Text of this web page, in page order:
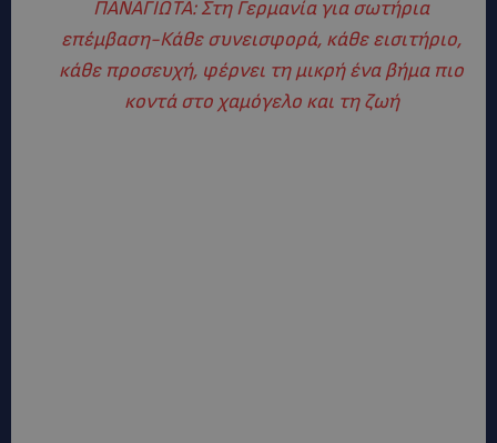
ΠΑΝΑΓΙΩΤΑ: Στη Γερμανία για σωτήρια
επέμβαση-Κάθε συνεισφορά, κάθε εισιτήριο,
κάθε προσευχή, φέρνει τη μικρή ένα βήμα πιο
κοντά στο χαμόγελο και τη ζωή